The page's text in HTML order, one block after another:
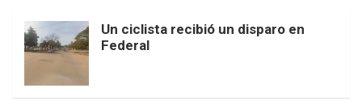
Un ciclista recibió un disparo en
Federal